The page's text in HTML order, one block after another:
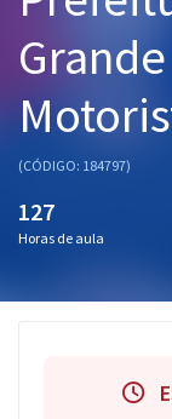
Graduação
OAB
Conteúdo
(CÓDIGO: 184797)
127
Horas de aula